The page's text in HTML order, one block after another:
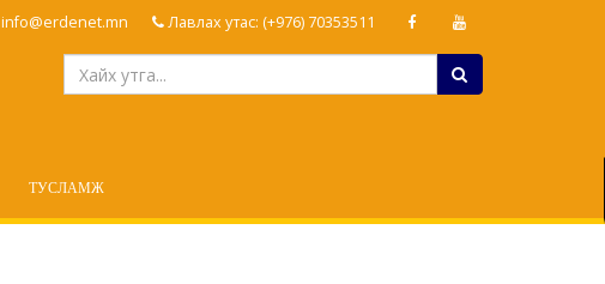
info@erdenet.mn Лавлах утас: (+976) 70353511
ТУСЛАМЖ